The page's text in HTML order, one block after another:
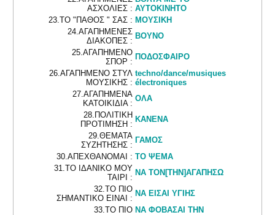
ΑΣΧΟΛΙΕΣ : ΑΥΤΟΚΙΝΗΤΟ
23.ΤΟ "ΠΑΘΟΣ " ΣΑΣ : ΜΟΥΣΙΚΗ
24.ΑΓΑΠΗΜΕΝΕΣ
ΔΙΑΚΟΠΕΣ :
ΒΟΥΝΟ
25.ΑΓΑΠΗΜΕΝΟ
ΣΠΟΡ :
ΠΟΔΟΣΦΑΙΡΟ
26.ΑΓΑΠΗΜΕΝΟ ΣΤΥΛ
ΜΟΥΣΙΚΗΣ :
techno/dance/musiques
électroniques
27.ΑΓΑΠΗΜΕΝΑ
ΚΑΤΟΙΚΙΔΙΑ :
ΟΛΑ
28.ΠΟΛΙΤΙΚΗ
ΠΡΟΤΙΜΗΣΗ :
ΚΑΝΕΝΑ
29.ΘΕΜΑΤΑ
ΣΥΖΗΤΗΣΗΣ :
ΓΑΜΟΣ
30.ΑΠΕΧΘΑΝΟΜΑΙ : ΤΟ ΨΕΜΑ
31.ΤΟ ΙΔΑΝΙΚΟ ΜΟΥ
ΤΑΙΡΙ :
ΝΑ ΤΟΝ[ΤΗΝ]ΑΓΑΠΗΣΩ
32.ΤΟ ΠΙΟ
ΣΗΜΑΝΤΙΚΟ ΕΙΝΑΙ :
ΝΑ ΕΙΣΑΙ ΥΓΙΗΣ
33.ΤΟ ΠΙΟ ΝΑ ΦΟΒΑΣΑΙ ΤΗΝ